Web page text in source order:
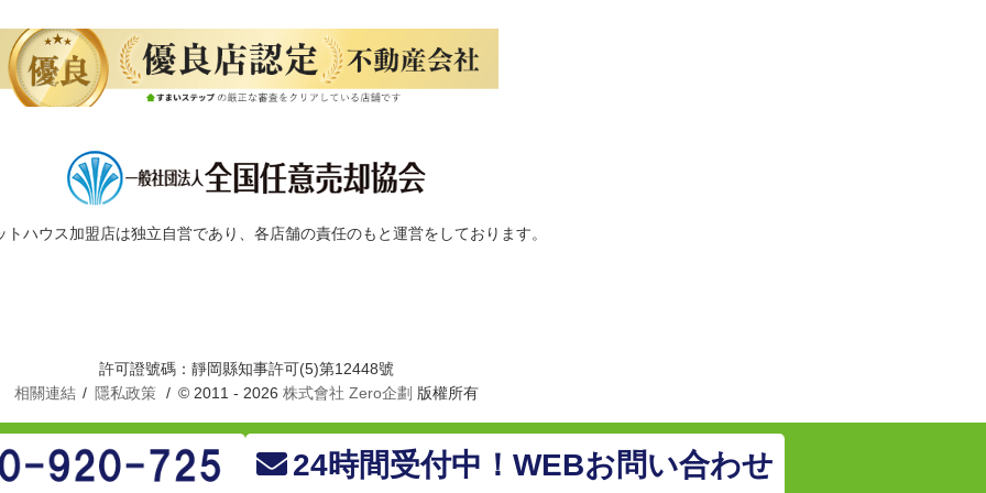
24時間受付中！WEBお問い合わせ
ハウス加盟店は独立自営であり、各店舗の責任のもと運営をしております。
許可證號碼：靜岡縣知事許可(5)第12448號
相關連結
隱私政策 © 2011 - 2026 株式會社 Zero企劃 版權所有